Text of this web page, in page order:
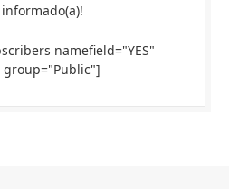
namefield="YES"
group="Public"]